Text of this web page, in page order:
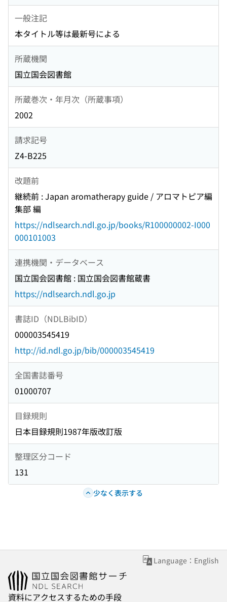
一般注記
本タイトル等は最新号による
所蔵機関
国立国会図書館
所蔵巻次・年月次（所蔵事項）
2002
請求記号
Z4-B225
改題前
継続前 : Japan aromatherapy guide / アロマトピア編
集部 編
https://ndlsearch.ndl.go.jp/books/R100000002-I000
000101003
連携機関・データベース
国立国会図書館 : 国立国会図書館蔵書
https://ndlsearch.ndl.go.jp
書誌ID（NDLBibID）
000003545419
http://id.ndl.go.jp/bib/000003545419
全国書誌番号
01000707
目録規則
日本目録規則1987年版改訂版
整理区分コード
131
少なく表示する
Language：English
資料にアクセスするための手段